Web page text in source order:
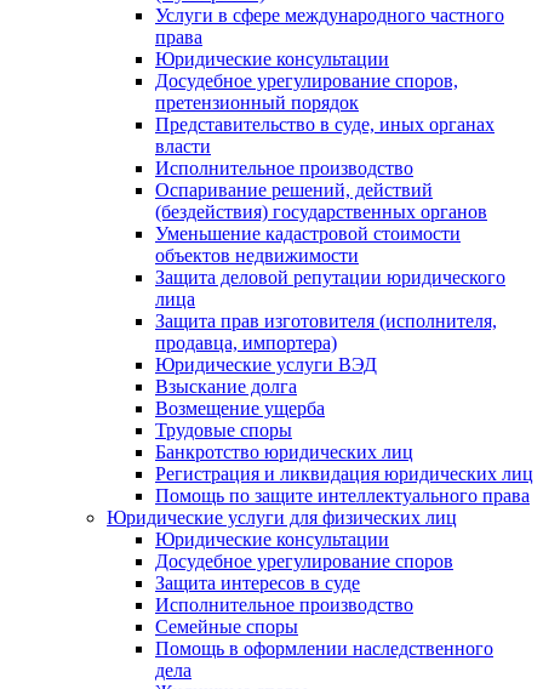
Услуги в сфере международного частного
права
Юридические консультации
Досудебное урегулирование споров,
претензионный порядок
Представительство в суде, иных органах
власти
Исполнительное производство
Оспаривание решений, действий
(бездействия) государственных органов
Уменьшение кадастровой стоимости
объектов недвижимости
Защита деловой репутации юридического
лица
Защита прав изготовителя (исполнителя,
продавца, импортера)
Юридические услуги ВЭД
Взыскание долга
Возмещение ущерба
Трудовые споры
Банкротство юридических лиц
Регистрация и ликвидация юридических лиц
Помощь по защите интеллектуального права
Юридические услуги для физических лиц
Юридические консультации
Досудебное урегулирование споров
Защита интересов в суде
Исполнительное производство
Семейные споры
Помощь в оформлении наследственного
дела